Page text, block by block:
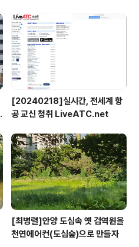
[20240218]실시간, 전세계 항
공 교신 청취 LiveATC.net
[최병렬]안양 도심속 옛 검역원을
천연에어컨(도심숲)으로 만들자